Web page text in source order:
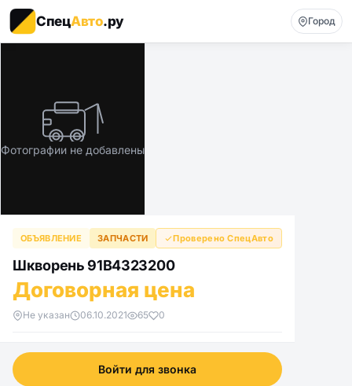
СпецАвто.ру Город
Фотографии не добавлены
ОБЪЯВЛЕНИЕ ЗАПЧАСТИ Проверено СпецАвто
Шкворень 91B4323200
Договорная цена
Не указан 06.10.2021 65 0
Войти для звонка